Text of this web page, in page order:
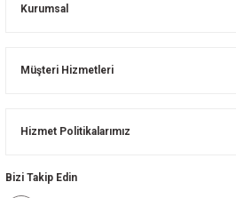
Kurumsal
Müşteri Hizmetleri
Hizmet Politikalarımız
Bizi Takip Edin